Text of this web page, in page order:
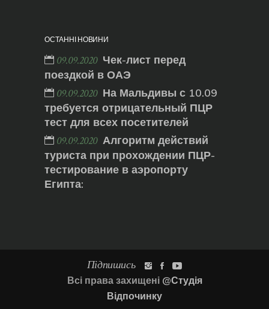
ОСТАННІ НОВИНИ
09.09.2020 Чек-лист перед
поездкой в ОАЭ
09.09.2020 На Мальдивы с 10.09
требуется отрицательный ПЦР
тест для всех посетителей
09.09.2020 Алгоритм действий
туриста при прохождении ПЦР-
тестирование в аэропорту
Египта:
Підпишись
Всі права захищені @Студія
Відпочинку